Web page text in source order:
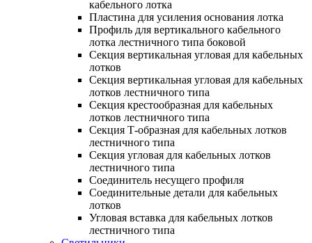
кабельного лотка
Пластина для усиления основания лотка
Профиль для вертикального кабельного
лотка лестничного типа боковой
Секция вертикальная угловая для кабельных
лотков
Секция вертикальная угловая для кабельных
лотков лестничного типа
Секция крестообразная для кабельных
лотков лестничного типа
Секция Т-образная для кабельных лотков
лестничного типа
Секция угловая для кабельных лотков
лестничного типа
Соединитель несущего профиля
Соединительные детали для кабельных
лотков
Угловая вставка для кабельных лотков
лестничного типа